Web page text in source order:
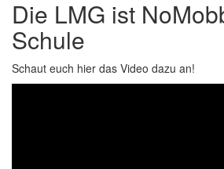
Die LMG ist
Schule
Schaut euch hier das Video dazu an!